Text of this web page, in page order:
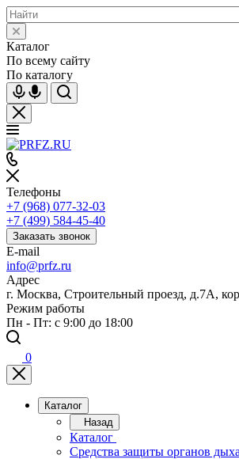
Каталог
По всему сайту
По каталогу
Телефоны
+7 (968) 077-32-03
+7 (499) 584-45-40
Заказать звонок
E-mail
info@prfz.ru
Адрес
г. Москва, Строительный проезд, д.7А,
Режим работы
Пн - Пт: с 9:00 до 18:00
0
Каталог
Назад
Каталог
Средства защиты органов